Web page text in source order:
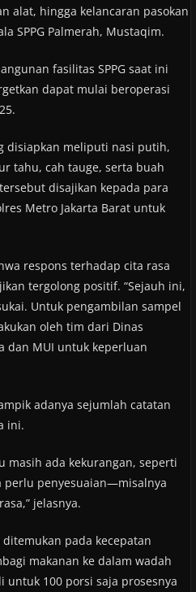
alat, hingga kelancaran pasokan
SPPG Palmerah, Mustaqim.
fasilitas SPPG saat ini
dapat mulai beroperasi
disiapkan meliputi nasi putih,
tahu, cah tauge, serta buah
disajikan kepada para
Metro Jakarta Barat untuk
respons terhadap cita rasa
tergolong positif. “Sejauh ini,
Untuk pengambilan sampel
oleh tim dari Dinas
dan MUI untuk keperluan
adanya sejumlah catatan
ini.
masih ada kekurangan, seperti
perlu penyesuaian—misalnya
jelasnya.
pada kecepatan
makanan ke dalam wadah
untuk 100 porsi saja prosesnya